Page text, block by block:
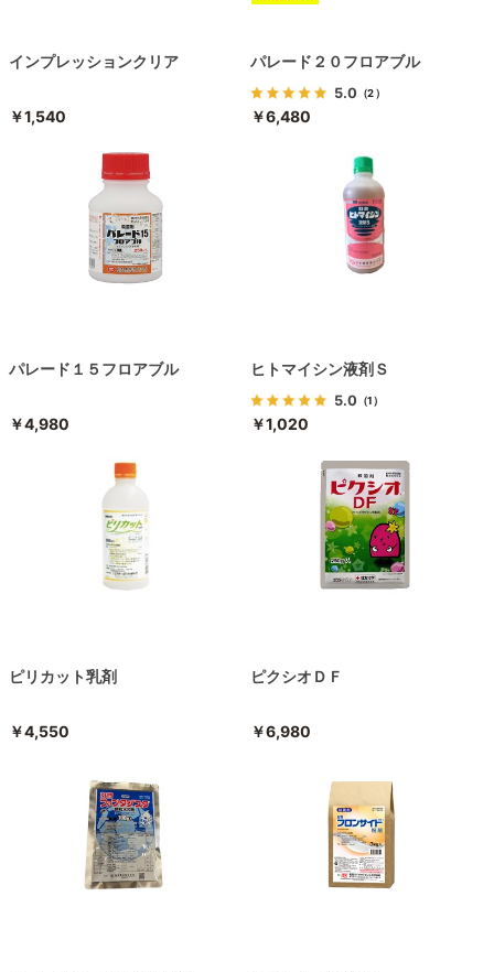
インプレッションクリア
￥1,540
パレード２０フロアブル
5.0 （2）
￥6,480
パレード１５フロアブル
￥4,980
ヒトマイシン液剤Ｓ
5.0 （1）
￥1,020
ピリカット乳剤
￥4,550
ピクシオＤＦ
￥6,980